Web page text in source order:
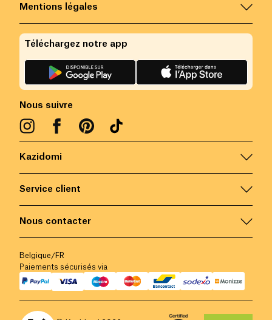
Kazidomi
Service client
Nous contacter
Mentions légales
Nous suivre
Téléchargez notre app
Belgique/FR
Paiements sécurisés via